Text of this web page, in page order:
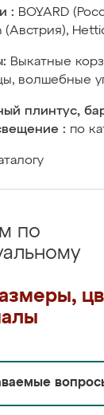
: BOYARD
(Австрия),
Выкатные
волшебные
плинтус,
: по
по